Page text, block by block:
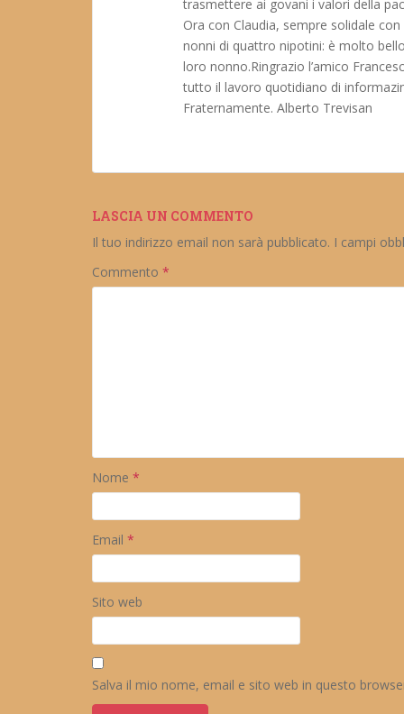
trasmettere ai govani i valori della
Ora con Claudia, sempre solidale
nonni di quattro nipotini: è molto
loro nonno.Ringrazio l’amico
tutto il lavoro quotidiano di
Fraternamente. Alberto Trevisan
LASCIA UN COMMENTO
Il tuo indirizzo email non sarà pubblicato. I campi
Commento *
Nome *
Email *
Sito web
Salva il mio nome, email e sito web in questo